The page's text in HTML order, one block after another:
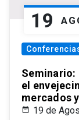
19
Seminario:
el
mercados
19 de